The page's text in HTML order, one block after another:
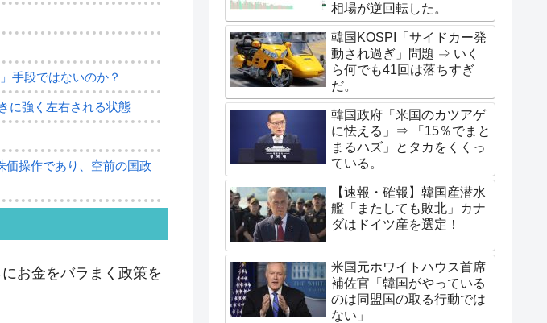
手段ではないのか？
に強く左右される状態
操作であり、空前の国政
す現況は決して良くない。
認定 ⇒ 総額3兆7,000億
お金をバラまく政策を
相場が逆回転した。
韓国KOSPI「サイドカー発
動され過ぎ」問題 ⇒ いく
ら何でも41回は落ちすぎ
だ。
韓国政府「米国のカツアゲ
に怯える」⇒ 「15％でまと
まるハズ」とタカをくくっ
ている。
【速報・確報】韓国産潜水
艦「またしても敗北」カナ
ダはドイツ産を選定！
米国元ホワイトハウス首席
補佐官「韓国がやっている
のは同盟国の取る行動では
ない」